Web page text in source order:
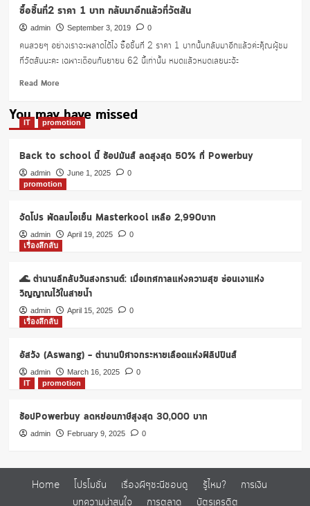
ซื้อชิ้นที่2 ราคา 1 บาท กลับมาอีกแล้วที่วัตสัน
admin September 3, 2019 0
คนสวยๆ อย่างเราจะพลาดได้ไง ซื้อชิ้นที่ 2 ราคา 1 บาทนั้นกลับมาอีกแล้วค่ะคุ๊ณผู้ชม
ที่วัตสันนะคะ เฉพาะเดือนกันยายน 62 นี้เท่านั้น หมดแล้วหมดเลยนะจ้ะ
Read MoreRead
about
ซื้อ
ราคา
1
บาท
แล้ว
ที่
สัน
You may have missed
IT promotion
Back to school นี้ ช้อปมันส์ ลดสูงสุด 50% ที่ Powerbuy
admin June 1, 2025
0
promotion
จัดโปร พัดลมไอเย็น Masterkool เหลือ 2,990บาท
admin April 19, 2025
0
เรื่องลึกลับ
🌊 ตำนานลึกลับวันสงกรานต์: เมื่อเทศกาลแห่งความสุข ซ่อนเงาแห่ง
วิญญาณไว้ในสายน้ำ
admin April 15, 2025
0
เรื่องลึกลับ
อัสวัง (Aswang) – ตำนานปีศาจกระหายเลือดแห่งฟิลิปปินส์
admin March 16, 2025
0
IT
promotion
ช้อปPowerbuy ลดหย่อนภาษีสูงสุด 30,000 บาท
admin February 9, 2025 0
Home โปรโมชั่น เรื่องผีๆชะนีชอบดู รู้ไหม?
การเงิน
บทความน่าสนใจ
การตลาด บัตรเครดิต